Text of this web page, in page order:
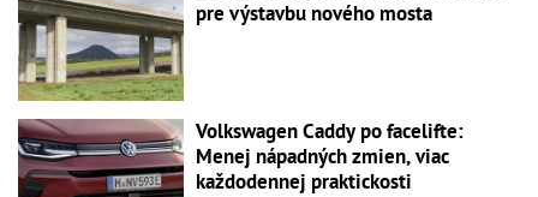
pre výstavbu nového mosta
Volkswagen Caddy po facelifte:
Menej nápadných zmien, viac
každodennej praktickosti